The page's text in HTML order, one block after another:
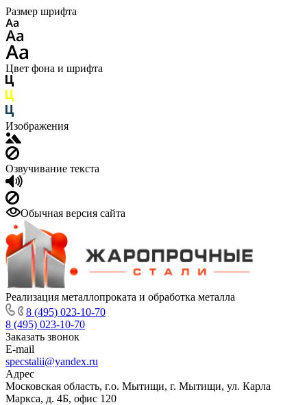
Размер шрифта
Цвет фона и шрифта
Изображения
Озвучивание текста
Обычная версия сайта
Реализация металлопроката и обработка металла
8 (495) 023-10-70
8 (495) 023-10-70
Заказать звонок
E-mail
specstalii@yandex.ru
Адрес
Московская область, г.о. Мытищи, г. Мытищи, ул. Карла
Маркса, д. 4Б, офис 120